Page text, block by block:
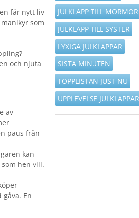
får nytt liv
som
och njuta
av
paus från
kan
hen vill.
En
JULKLAPP TILL MORMOR
JULKLAPP TILL SYSTER
LYXIGA JULKLAPPAR
SISTA MINUTEN
TOPPLISTAN JUST NU
UPPLEVELSE JULKLAPPAR